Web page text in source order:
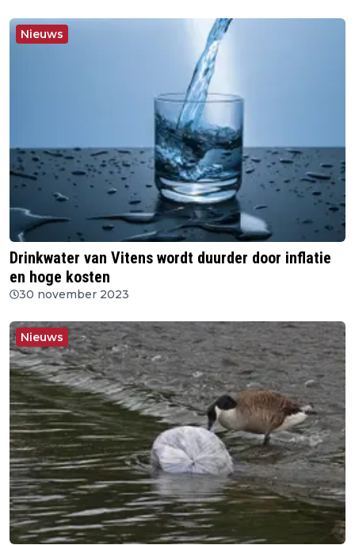
Nieuws
Drinkwater van Vitens wordt duurder door inflatie
en hoge kosten
30 november 2023
Nieuws